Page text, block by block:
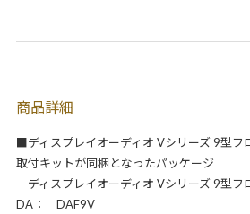
商品詳細
■ディスプレイオーディオ Vシリーズ 9型フ
取付キットが同梱となったパッケージ
ディスプレイオーディオ Vシリーズ 9型フ
DA： DAF9V